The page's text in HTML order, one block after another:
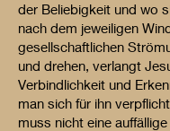
der Beliebigkeit und wo
nach dem jeweiligen
gesellschaftlichen
und drehen, verlangt
Verbindlichkeit und
man sich für ihn
muss nicht eine